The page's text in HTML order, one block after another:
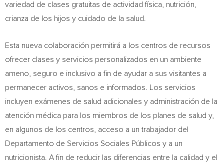
variedad de clases gratuitas de actividad física, nutrición,
crianza de los hijos y cuidado de la salud.
Esta nueva colaboración permitirá a los centros de recursos
ofrecer clases y servicios personalizados en un ambiente
ameno, seguro e inclusivo a fin de ayudar a sus visitantes a
permanecer activos, sanos e informados. Los servicios
incluyen exámenes de salud adicionales y administración de la
atención médica para los miembros de los planes de salud y,
en algunos de los centros, acceso a un trabajador del
Departamento de Servicios Sociales Públicos y a un
nutricionista. A fin de reducir las diferencias entre la calidad y el